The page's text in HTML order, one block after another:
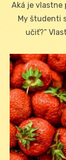
Aká je vlastne
My študenti
učiť?“